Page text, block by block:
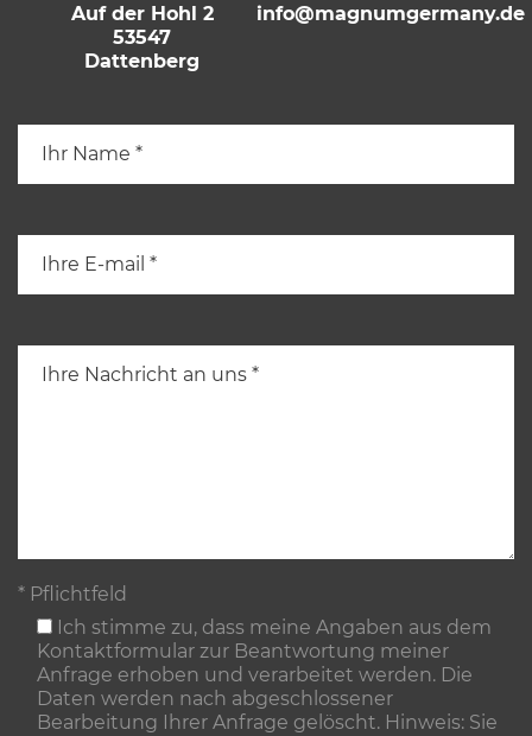
Auf der Hohl 2
53547
Dattenberg
info@magnumgermany.de
* Pflichtfeld
Ich stimme zu, dass meine Angaben aus dem
Kontaktformular zur Beantwortung meiner
Anfrage erhoben und verarbeitet werden. Die
Daten werden nach abgeschlossener
Bearbeitung Ihrer Anfrage gelöscht. Hinweis: Sie